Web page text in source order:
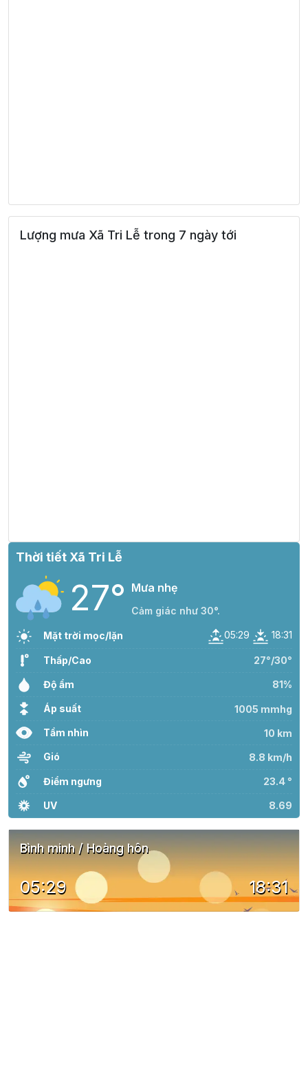
Lượng mưa Xã Tri Lễ trong 7 ngày tới
Thời tiết Xã Tri Lễ
27° Mưa nhẹ
Cảm giác như 30°.
Mặt trời mọc/lặn 05:29 18:31
Thấp/Cao 27°/30°
Độ ẩm 81%
Áp suất 1005 mmhg
Tầm nhìn 10 km
Gió 8.8 km/h
Điểm ngưng 23.4 °
UV 8.69
Bình minh / Hoàng hôn
05:29 18:31